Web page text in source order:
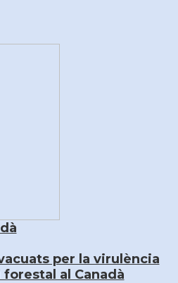
per la virulència
al Canadà